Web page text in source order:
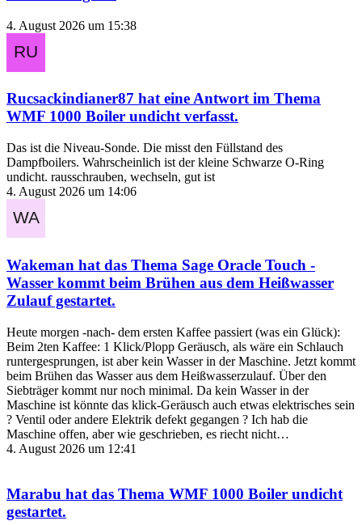
4. August 2026 um 15:38
Rucsackindianer87 hat eine Antwort im Thema
WMF 1000 Boiler undichtverfasst.
Das ist die Niveau-Sonde. Die misst den Füllstand des
Dampfboilers. Wahrscheinlich ist der kleine Schwarze O-Ring
undicht. rausschrauben, wechseln, gut ist
4. August 2026 um 14:06
Wakeman hat das Thema Sage Oracle Touch -
Wasser kommt beim Brühen aus dem Heißwasser
Zulaufgestartet.
Heute morgen -nach- dem ersten Kaffee passiert (was ein Glück):
Beim 2ten Kaffee: 1 Klick/Plopp Geräusch, als wäre ein Schlauch
runtergesprungen, ist aber kein Wasser in der Maschine. Jetzt kommt
beim Brühen das Wasser aus dem Heißwasserzulauf. Über den
Siebträger kommt nur noch minimal. Da kein Wasser in der
Maschine ist könnte das klick-Geräusch auch etwas elektrisches sein
? Ventil oder andere Elektrik defekt gegangen ? Ich hab die
Maschine offen, aber wie geschrieben, es riecht nicht…
4. August 2026 um 12:41
Marabu hat das Thema WMF 1000 Boiler undicht
gestartet.